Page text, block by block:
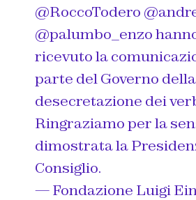
@RoccoTodero
@palumbo_enzo
ricevuto la
parte del Governo della
desecretazione dei
Ringraziamo per la
dimostrata la
Consiglio.
— Fondazione Luigi